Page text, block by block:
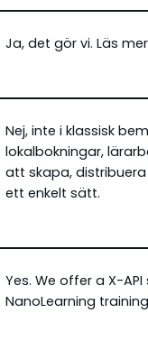
Ja, det gör vi. Läs
Nej, inte i klassisk
lokalbokningar,
att skapa,
ett enkelt sätt.
Yes. We offer a X-
NanoLearning